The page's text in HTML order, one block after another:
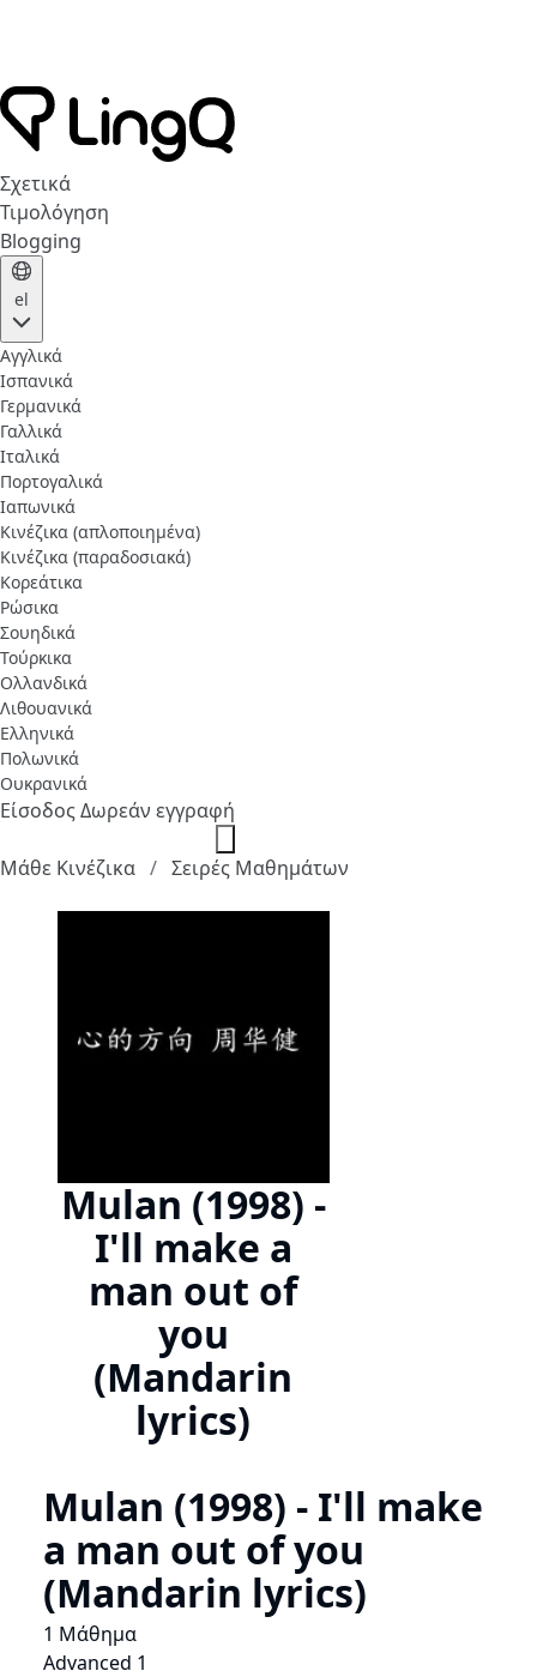
Σχετικά
Τιμολόγηση
Blogging
el
Αγγλικά
Ισπανικά
Γερμανικά
Γαλλικά
Ιταλικά
Πορτογαλικά
Ιαπωνικά
Κινέζικα (απλοποιημένα)
Κινέζικα (παραδοσιακά)
Κορεάτικα
Ρώσικα
Σουηδικά
Τούρκικα
Ολλανδικά
Λιθουανικά
Ελληνικά
Πολωνικά
Ουκρανικά
ΕίσοδοςΔωρεάν εγγραφή
Μάθε Κινέζικα Σειρές Μαθημάτων
Mulan (1998) -
I'll make a
man out of
you
(Mandarin
lyrics)
Mulan (1998) - I'll make
a man out of you
(Mandarin lyrics)
1 Μάθημα
Advanced 1